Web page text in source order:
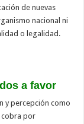
de nuevas
nacional ni
o legalidad.
a favor
y percepción como
cobra por